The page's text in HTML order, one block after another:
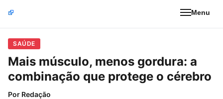
Menu
SAÚDE
Mais músculo, menos gordura: a
combinação que protege o cérebro
Por Redação